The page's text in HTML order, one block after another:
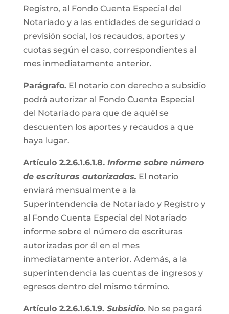
Registro, al Fondo Cuenta Especial del
Notariado y a las entidades de seguridad o
previsión social, los recaudos, aportes y
cuotas según el caso, correspondientes al
mes inmediatamente anterior.
Parágrafo.El notario con derecho a subsidio
podrá autorizar al Fondo Cuenta Especial
del Notariado para que de aquél se
descuenten los aportes y recaudos a que
haya lugar.
Artículo 2.2.6.1.6.1.8. Informe sobre número
de escrituras autorizadas. El notario
enviará mensualmente a la
Superintendencia de Notariado y Registro y
al Fondo Cuenta Especial del Notariado
informe sobre el número de escrituras
autorizadas por él en el mes
inmediatamente anterior. Además, a la
superintendencia las cuentas de ingresos y
egresos dentro del mismo término.
Artículo 2.2.6.1.6.1.9. Subsidio. No se pagará